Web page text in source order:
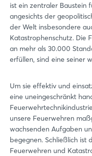
ist ein zentraler Baustein
angesichts der
der Welt insbesondere
Katastrophenschutz. Die
an mehr als 30.000
erfüllen, sind eine seiner
Um sie effektiv und
eine uneingeschränkt
unsere Feuerwehren
wachsenden Aufgaben
begegnen. Schließlich ist
Feuerwehren und